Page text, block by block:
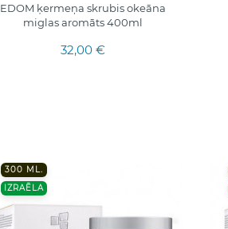
EDOM ķermeņa skrubis okeāna
miglas aromāts 400ml
32,00 €
300 ML.
IZRAĒLA